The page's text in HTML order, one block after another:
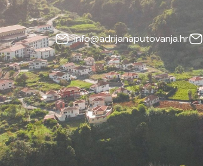
info@adrijanaputovanja.hr